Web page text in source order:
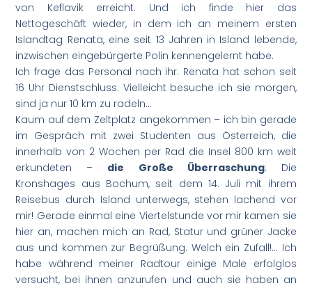
von Keflavik erreicht. Und ich finde hier das
Nettogeschäft wieder, in dem ich an meinem ersten
Islandtag Renata, eine seit 13 Jahren in Island lebende,
inzwischen eingebürgerte Polin kennengelernt habe.
Ich frage das Personal nach ihr. Renata hat schon seit
16 Uhr Dienstschluss. Vielleicht besuche ich sie morgen,
sind ja nur 10 km zu radeln…
Kaum auf dem Zeltplatz angekommen – ich bin gerade
im Gespräch mit zwei Studenten aus Österreich, die
innerhalb von 2 Wochen per Rad die Insel 800 km weit
erkundeten – die Große Überraschung: Die
Kronshages aus Bochum, seit dem 14. Juli mit ihrem
Reisebus durch Island unterwegs, stehen lachend vor
mir! Gerade einmal eine Viertelstunde vor mir kamen sie
hier an, machen mich an Rad, Statur und grüner Jacke
aus und kommen zur Begrüßung. Welch ein Zufall!… Ich
habe während meiner Radtour einige Male erfolglos
versucht, bei ihnen anzurufen und auch sie haben an